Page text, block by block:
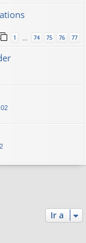
1 74 75 76 77
Ir a